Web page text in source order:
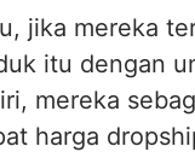
jika mereka
itu dengan
mereka
harga